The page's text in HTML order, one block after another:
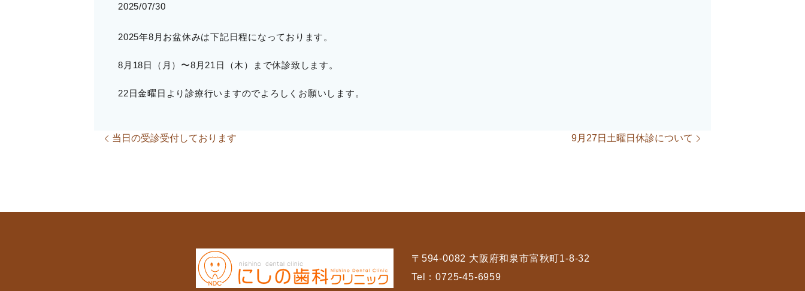
2025/07/30
2025年8月お盆休みは下記日程になっております。
8月18日（月）〜8月21日（木）まで休診致します。
22日金曜日より診療行いますのでよろしくお願いします。
当日の受診受付しております 9月27日土曜日休診について
〒594-0082 大阪府和泉市富秋町1-8-32
Tel：0725-45-6959